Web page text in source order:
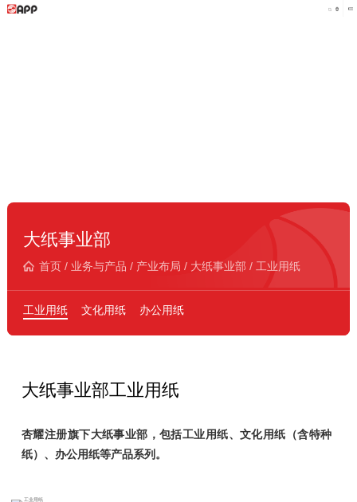
大纸事业部
首页/ 业务与产品 / 产业布局 / 大纸事业部 / 工业用纸
工业用纸 文化用纸 办公用纸
大纸事业部工业用纸
杏耀注册旗下大纸事业部，包括工业用纸、文化用纸（含特种
纸）、办公用纸等产品系列。
工业用纸产品主要包括用来制造纸箱、纸盒、纸杯、纸盘等需